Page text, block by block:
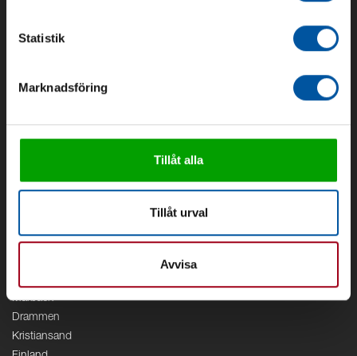
Statistik
Marknadsföring
Tillåt alla
Tillåt urval
Avvisa
Kontakt
Vattenförsörjning
Geoenergi
Cirkulation
Kontor
Stockholm
Marbäck
Drammen
Kristiansand